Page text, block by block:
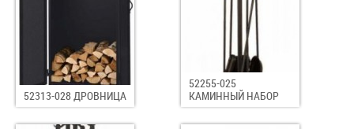
52313-028 ДРОВНИЦА
52255-025
КАМИННЫЙ НАБОР